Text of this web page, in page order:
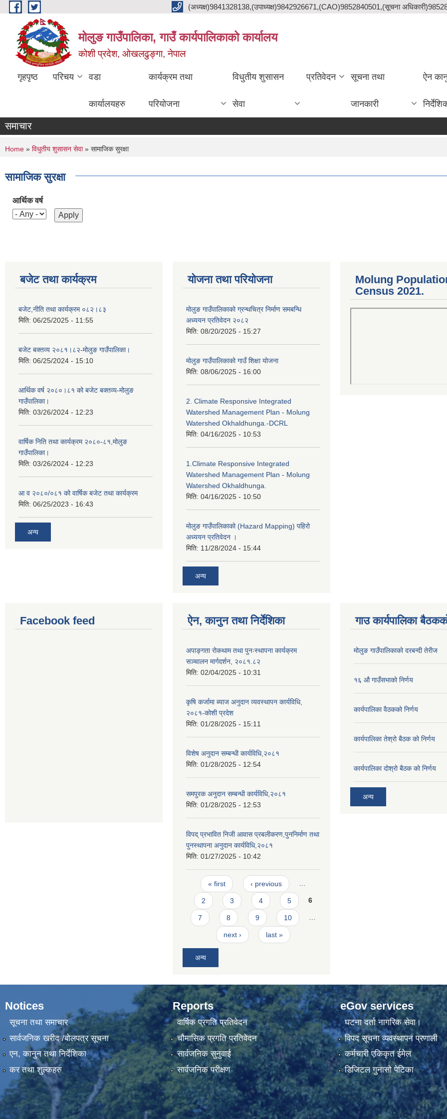
Skip to main content (अध्यक्ष)9841328138,(उपाध्यक्ष)9842926671,(CAO)9852840501,(सूचना
मोलुङ गाउँपालिका, गाउँ कार्यपालिकाको कार्यालय
कोशी प्रदेश, ओखलढुङ्गा, नेपाल
गृहपृष्ठ परिचय वडा
कार्यालयहरु
कार्यक्रम तथा
परियोजना
विधुतीय शुसासन
सेवा
प्रतिवेदन सूचना तथा
जानकारी
ऐन
समाचार
You are here
Home » विधुतीय शुसासन सेवा» सामाजिक सुरक्षा
सामाजिक सुरक्षा
आर्थिक वर्ष
बजेट तथा कार्यक्रम
बजेट,नीति तथा कार्यक्रम ०८२।८३
मिति: 06/25/2025 - 11:55
बजेट बक्तव्य २०८१।८२-मोलुङ गाउँपालिका।
मिति: 06/25/2024 - 15:10
आर्थिक वर्ष २०८०।८१ को बजेट बक्तव्य-मोलुङ
गाउँपालिका।
मिति: 03/26/2024 - 12:23
वार्षिक निति तथा कार्यक्रम २०८०-८१,मोलुङ
गाउँपालिका।
मिति: 03/26/2024 - 12:23
आ व २०८०/०८१ को वार्षिक बजेट तथा कार्यक्रम
मिति: 06/25/2023 - 16:43
अन्य
योजना तथा परियोजना
मोलुङ गाउँपालिकाको ग्रन्थचित्र निर्माण समबन्धि
अध्ययन प्रतिवेदन २०८२
मिति: 08/20/2025 - 15:27
मोलुङ गाउँपालिकाको गाउँ शिक्षा योजना
मिति: 08/06/2025 - 16:00
2. Climate Responsive Integrated
Watershed Management Plan - Molung
Watershed Okhaldhunga.-DCRL
मिति: 04/16/2025 - 10:53
1.Climate Responsive Integrated
Watershed Management Plan - Molung
Watershed Okhaldhunga.
मिति: 04/16/2025 - 10:50
मोलुङ गाउँपालिकाको (Hazard Mapping) पहिरो
अध्ययन प्रतिवेदन ।
मिति: 11/28/2024 - 15:44
अन्य
Molung
Census 2021.
Facebook feed ऐन, कानुन तथा निर्देशिका
अपाङ्गता रोकथाम तथा पुनःस्थापना कार्यक्रम
सञ्चालन मार्गदर्शन, २०८१.८२
मिति: 02/04/2025 - 10:31
कृषि कर्जामा ब्याज अनुदान व्यवस्थापन कार्यविधि,
२०८१-कोशी प्रदेश
मिति: 01/28/2025 - 15:11
विशेष अनुदान सम्बन्धी कार्यविधि,२०८१
मिति: 01/28/2025 - 12:54
समपुरक अनुदान सम्बन्धी कार्यविधि,२०८१
मिति: 01/28/2025 - 12:53
विपद् प्रभावित निजी आवास प्रबलीकरण,पुननिर्माण तथा
पुनस्थापना अनुदान कार्यविधि,२०८१
मिति: 01/27/2025 - 10:42
Pages
« first ‹ previous …
2 3 4 5 6
7 8 9 10 …
next › last »
अन्य
गाउ कार्यपालिका
मोलुङ गाउँपालिकाको दरबन्दी तेरीज
१६ औ गाउँसभाको निर्णय
कार्यपालिका वैठकको निर्णय
कार्यपालिका तेश्रो बैठक को निर्णय
कार्यपालिका दोश्रो बैठक को निर्णय
अन्य
Notices
सूचना तथा समाचार
सार्वजनिक खरीद /बोलपत्र सूचना
एन, कानुन तथा निर्देशिका
कर तथा शुल्कहरु
Reports
वार्षिक प्रगति प्रतिवेदन
चौमासिक प्रगति प्रतिवेदन
सार्वजनिक सुनुवाई
सार्वजनिक परीक्षण
eGov services
घटना दर्ता नागरिक सेवा।
विपद सूचना व्यवस्थापन प्रणाली
कर्मचारी एकिकृत ईमेल
डिजिटल गुनासो पेटिका